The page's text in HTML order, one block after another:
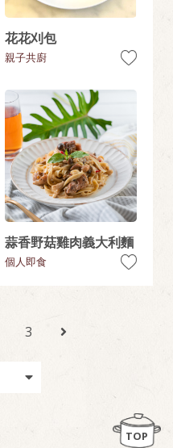
花花刈包
親子共廚
蒜香野菇雞肉義大利麵
個人即食
3
TOP